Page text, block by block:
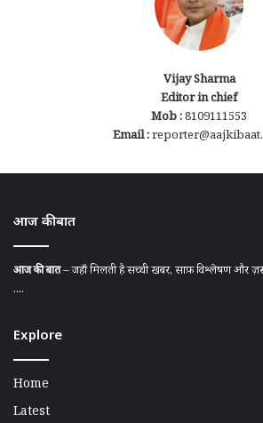
Vijay Sharma
Editor in chief
Mob :8109111553
Email :
आज की बात
आज की बात– जहाँ मिलती है सच्ची खबर, साफ़ विश्लेषण और ज़रूरी
....
Explore
Home
Latest